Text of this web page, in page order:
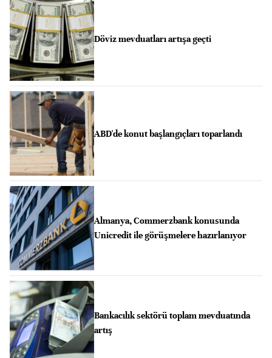
Döviz mevduatları artışa geçti
ABD'de konut başlangıçları toparlandı
Almanya, Commerzbank konusunda
Unicredit ile görüşmelere hazırlanıyor
Bankacılık sektörü toplam mevduatında
artış